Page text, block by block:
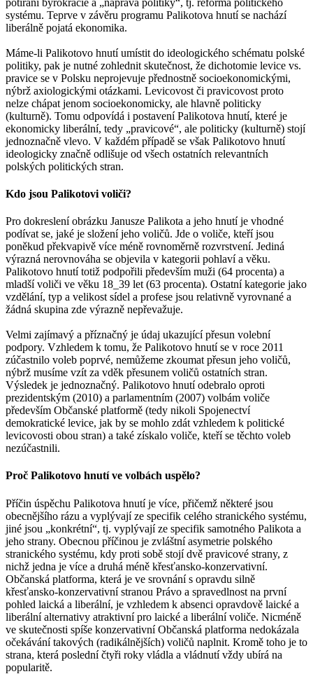
systému. Teprve v závěru programu Palikotova hnutí se nachází
liberálně pojatá ekonomika.
Máme-li Palikotovo hnutí umístit do ideologického schématu polské
politiky, pak je nutné zohlednit skutečnost, že dichotomie levice vs.
pravice se v Polsku neprojevuje přednostně socioekonomickými,
nýbrž axiologickými otázkami. Levicovost či pravicovost proto
nelze chápat jenom socioekonomicky, ale hlavně politicky
(kulturně). Tomu odpovídá i postavení Palikotova hnutí, které je
ekonomicky liberální, tedy „pravicové“, ale politicky (kulturně) stojí
jednoznačně vlevo. V každém případě se však Palikotovo hnutí
ideologicky značně odlišuje od všech ostatních relevantních
polských politických stran.
Kdo jsou Palikotovi voliči?
Pro dokreslení obrázku Janusze Palikota a jeho hnutí je vhodné
podívat se, jaké je složení jeho voličů. Jde o voliče, kteří jsou
poněkud překvapivě více méně rovnoměrně rozvrstvení. Jediná
výrazná nerovnováha se objevila v kategorii pohlaví a věku.
Palikotovo hnutí totiž podpořili především muži (64 procenta) a
mladší voliči ve věku 18_39 let (63 procenta). Ostatní kategorie jako
vzdělání, typ a velikost sídel a profese jsou relativně vyrovnané a
žádná skupina zde výrazně nepřevažuje.
Velmi zajímavý a příznačný je údaj ukazující přesun volební
podpory. Vzhledem k tomu, že Palikotovo hnutí se v roce 2011
zúčastnilo voleb poprvé, nemůžeme zkoumat přesun jeho voličů,
nýbrž musíme vzít za vděk přesunem voličů ostatních stran.
Výsledek je jednoznačný. Palikotovo hnutí odebralo oproti
prezidentským (2010) a parlamentním (2007) volbám voliče
především Občanské platformě (tedy nikoli Spojenectví
demokratické levice, jak by se mohlo zdát vzhledem k politické
levicovosti obou stran) a také získalo voliče, kteří se těchto voleb
nezúčastnili.
Proč Palikotovo hnutí ve volbách uspělo?
Příčin úspěchu Palikotova hnutí je více, přičemž některé jsou
obecnějšího rázu a vyplývají ze specifik celého stranického systému,
jiné jsou „konkrétní“, tj. vyplývají ze specifik samotného Palikota a
jeho strany. Obecnou příčinou je zvláštní asymetrie polského
stranického systému, kdy proti sobě stojí dvě pravicové strany, z
nichž jedna je více a druhá méně křesťansko-konzervativní.
Občanská platforma, která je ve srovnání s opravdu silně
křesťansko-konzervativní stranou Právo a spravedlnost na první
pohled laická a liberální, je vzhledem k absenci opravdově laické a
liberální alternativy atraktivní pro laické a liberální voliče. Nicméně
ve skutečnosti spíše konzervativní Občanská platforma nedokázala
očekávání takových (radikálnějších) voličů naplnit. Kromě toho je to
strana, která poslední čtyři roky vládla a vládnutí vždy ubírá na
popularitě.